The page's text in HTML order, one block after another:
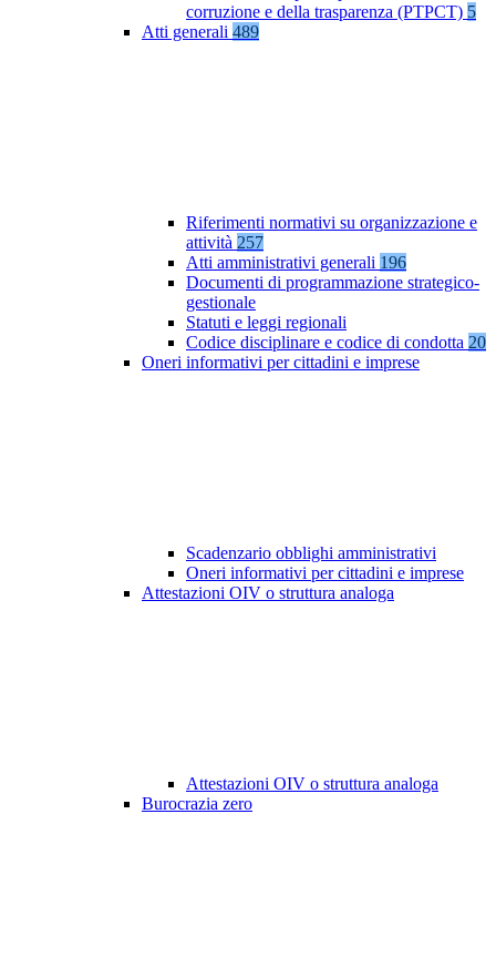
corruzione e della trasparenza (PTPCT) 5
Atti generali 489
Riferimenti normativi su organizzazione e
attività 257
Atti amministrativi generali 196
Documenti di programmazione strategico-
gestionale
Statuti e leggi regionali
Codice disciplinare e codice di condotta 20
Oneri informativi per cittadini e imprese
Scadenzario obblighi amministrativi
Oneri informativi per cittadini e imprese
Attestazioni OIV o struttura analoga
Attestazioni OIV o struttura analoga
Burocrazia zero